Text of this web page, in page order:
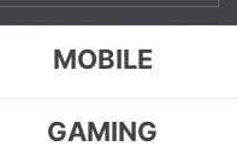
MOBILE
GAMING